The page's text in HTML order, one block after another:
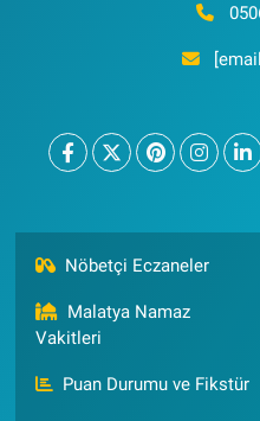
Nöbetçi Eczaneler
Malatya Namaz
Vakitleri
Puan Durumu ve Fikstür